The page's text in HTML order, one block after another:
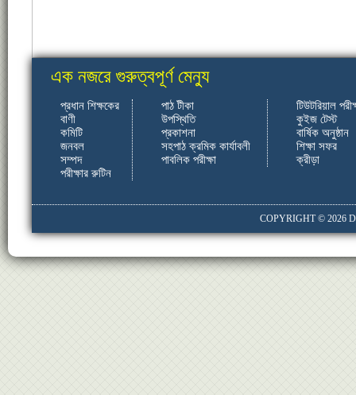
এক নজরে গুরুত্বপূর্ণ মেন্যু
প্রধান শিক্ষকের
বাণী
কমিটি
জনবল
সম্পদ
পরীক্ষার রুটিন
পাঠ টীকা
উপস্থিতি
প্রকাশনা
সহপাঠ ক্রমিক কার্যাবলী
পাবলিক পরীক্ষা
টিউটরিয়াল
কুইজ টেস্ট
বার্ষিক অনুষ্ঠান
শিক্ষা সফর
ক্রীড়া
COPYRIGHT © 2026